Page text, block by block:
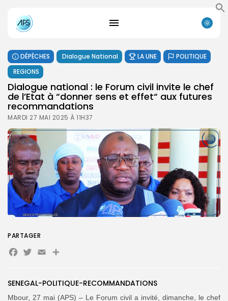
Search
FR
DÉPÊCHES Dialogue National LA UNE
POLITIQUE
REGIONS
Dialogue national : le Forum civil invite le chef
de l’Etat à “donner sens et effet“ aux futures
recommandations
MARDI 27 MAI 2025 À 11H37
SENEGAL-POLITIQUE-RECOMMANDATIONS
Mbour, 27 mai (APS) – Le Forum civil a invité, dimanche, le chef
PARTAGER
Facebook
Twitter
EmailPartager